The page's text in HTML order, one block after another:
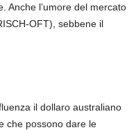
Anche l’umore del mercato
OFT), sebbene il
il dollaro australiano
che possono dare le